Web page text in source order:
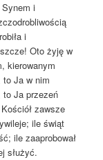
i
i
Oto żyję w
kierowanym
to Ja w nim
to Ja przezeń
zawsze
ile świąt
ile zaaprobował
służyć.